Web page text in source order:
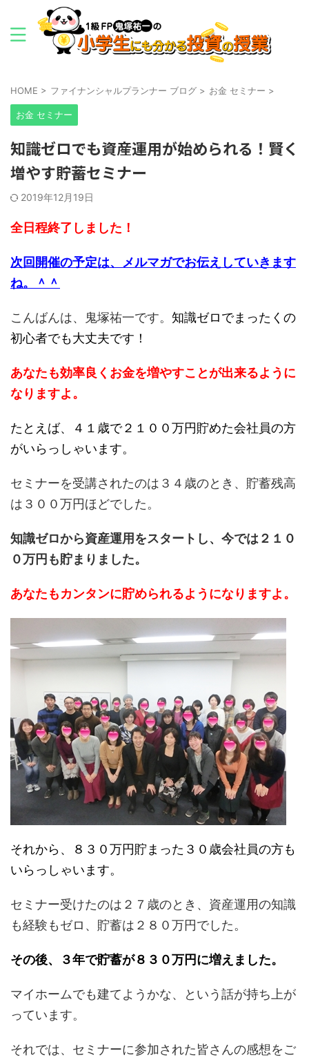
HOME > ファイナンシャルプランナー ブログ > お金 セミナー >
お金 セミナー
知識ゼロでも資産運用が始められる！賢く
増やす貯蓄セミナー
2019年12月19日
全日程終了しました！
次回開催の予定は、メルマガでお伝えしていきます
ね。＾＾
こんばんは、鬼塚祐一です。 知識ゼロでまったくの
初心者でも大丈夫です！
あなたも効率良くお金を増やすことが出来るように
なりますよ。
たとえば、４１歳で２１００万円貯めた会社員の方
がいらっしゃいます。
セミナーを受講されたのは３４歳のとき、貯蓄残高
は３００万円ほどでした。
知識ゼロから資産運用をスタートし、今では ２１０
０万円も貯まりました。
あなたもカンタンに貯められるようになりますよ。
それから、８３０万円貯まった３０歳会社員の方も
いらっしゃいます。
セミナー受けたのは２７歳のとき、資産運用の知識
も経験もゼロ、貯蓄は２８０万円でした。
その後、３年で貯蓄が８３０万円に増えました。
マイホームでも建てようかな、という話が持ち上が
っています。
それでは、セミナーに参加された皆さんの感想をご